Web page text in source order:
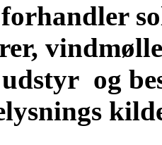
udstyr og